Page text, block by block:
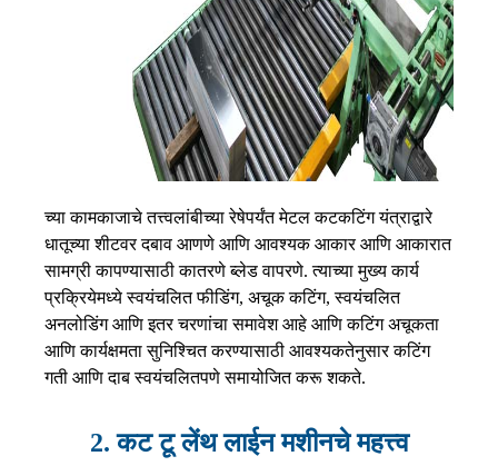
च्या कामकाजाचे तत्त्वलांबीच्या रेषेपर्यंत मेटल कटकटिंग यंत्राद्वारे
धातूच्या शीटवर दबाव आणणे आणि आवश्यक आकार आणि आकारात
सामग्री कापण्यासाठी कातरणे ब्लेड वापरणे. त्याच्या मुख्य कार्य
प्रक्रियेमध्ये स्वयंचलित फीडिंग, अचूक कटिंग, स्वयंचलित
अनलोडिंग आणि इतर चरणांचा समावेश आहे आणि कटिंग अचूकता
आणि कार्यक्षमता सुनिश्चित करण्यासाठी आवश्यकतेनुसार कटिंग
गती आणि दाब स्वयंचलितपणे समायोजित करू शकते.
2. कट टू लेंथ लाईन मशीनचे महत्त्व